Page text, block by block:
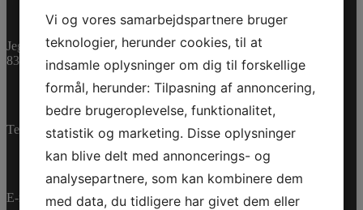
Model/Varenr.: 9779485
452,04 dkinkl. Moms
361,63 dk
Bestillingsvare
SEADOO
CHANGE
KIT
900ACE
antal
Tilføj til kurv
Varenummer (SKU):
9779485 Kategorier:
Reservedele
Jegstrupvej 280
8361 Hasselager
Telefon:+45 70 200 600
E-mail:info@jettrade.dk
Vi og vores samarbejdspartnere bruger
teknologier, herunder cookies, til at
indsamle oplysninger om dig til forskellige
formål, herunder: Tilpasning af annoncering,
bedre brugeroplevelse, funktionalitet,
statistik og marketing. Disse oplysninger
kan blive delt med annoncerings- og
analysepartnere, som kan kombinere dem
med data, du tidligere har givet dem eller